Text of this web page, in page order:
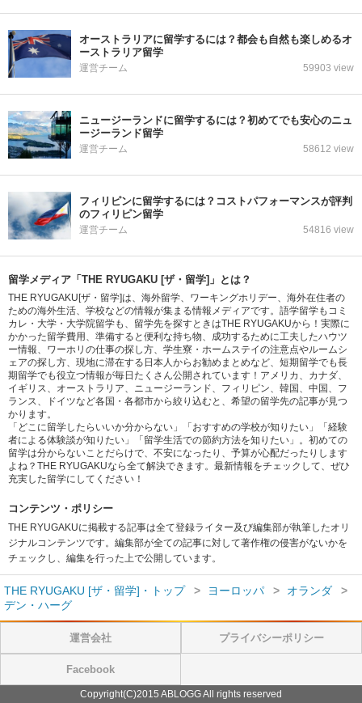
オーストラリアに留学するには？都会も自然も楽しめるオ
ーストラリア留学
運営チーム 59903 view
ニュージーランドに留学するには？初めてでも安心のニュ
ージーランド留学
運営チーム 58612 view
フィリピンに留学するには？コストパフォーマンスが評判
のフィリピン留学
運営チーム 54816 view
留学メディア「THE RYUGAKU [ザ・留学]」とは？
THE RYUGAKU[ザ・留学]は、海外留学、ワーキングホリデー、海外在住者の
ための海外生活、学校などの情報が集まる情報メディアです。語学留学もコミ
カレ・大学・大学院留学も、留学先を探すときはTHE RYUGAKUから！実際に
かかった留学費用、準備すると便利な持ち物、成功するために工夫したハウツ
ー情報、ワーホリの仕事の探し方、学生寮・ホームステイの注意点やルームシ
ェアの探し方、現地に滞在する日本人からお勧めまとめなど、短期留学でも長
期留学でも役立つ情報が毎日たくさん公開されています！アメリカ、カナダ、
イギリス、オーストラリア、ニュージーランド、フィリピン、韓国、中国、フ
ランス、ドイツなど各国・各都市から絞り込むと、希望の留学先の記事が見つ
かります。
「どこに留学したらいいか分からない」「おすすめの学校が知りたい」「経験
者による体験談が知りたい」「留学生活での節約方法を知りたい」。初めての
留学は分からないことだらけで、不安になったり、予算が心配だったりします
よね？THE RYUGAKUなら全て解決できます。最新情報をチェックして、ぜひ
充実した留学にしてください！
コンテンツ・ポリシー
THE RYUGAKUに掲載する記事は全て登録ライター及び編集部が執筆したオリ
ジナルコンテンツです。編集部が全ての記事に対して著作権の侵害がないかを
チェックし、編集を行った上で公開しています。
THE RYUGAKU [ザ・留学]・トップ ヨーロッパ
オランダ
デン・ハーグ
運営会社 プライバシーポリシー
Facebook
Copyright(C)2015 ABLOGG All rights reserved